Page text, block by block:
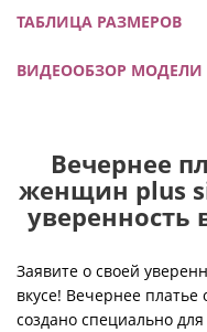
ТАБЛИЦА РАЗМЕРОВ
ВИДЕООБЗОР МОДЕЛИ
Вечернее
женщин plus
Заявите о своей
вкусе! Вечернее платье
создано специально